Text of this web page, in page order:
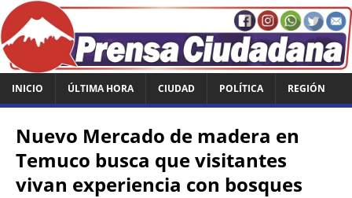
INICIO ÚLTIMA HORA CIUDAD POLÍTICA REGIÓN
Nuevo Mercado de madera en
Temuco busca que visitantes
vivan experiencia con bosques